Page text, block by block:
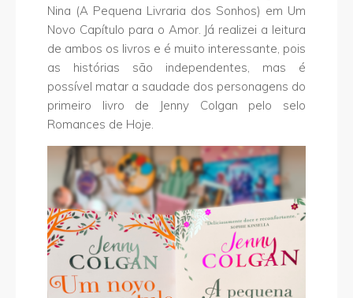
Nina (A Pequena Livraria dos Sonhos) em Um
Novo Capítulo para o Amor. Já realizei a leitura
de ambos os livros e é muito interessante, pois
as histórias são independentes, mas é
possível matar a saudade dos personagens do
primeiro livro de Jenny Colgan pelo selo
Romances de Hoje.